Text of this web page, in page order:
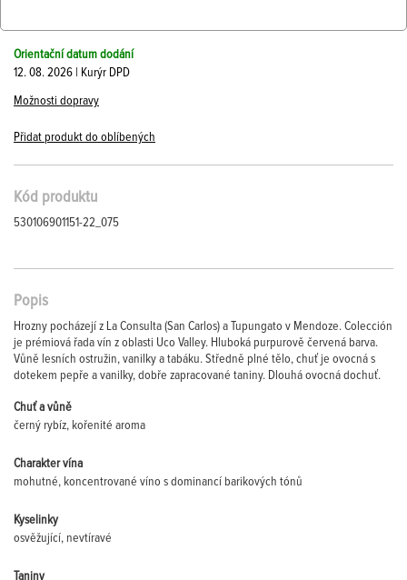
Orientační datum dodání
12. 08. 2026 | Kurýr DPD
Možnosti dopravy
Přidat produkt do oblíbených
Kód produktu
530106901151-22_075
Popis
Hrozny pocházejí z La Consulta (San Carlos) a Tupungato v Mendoze. Colección
je prémiová řada vín z oblasti Uco Valley. Hluboká purpurově červená barva.
Vůně lesních ostružin, vanilky a tabáku. Středně plné tělo, chuť je ovocná s
dotekem pepře a vanilky, dobře zapracované taniny. Dlouhá ovocná dochuť.
Chuť a vůně
černý rybíz, kořenité aroma
Charakter vína
mohutné, koncentrované víno s dominancí barikových tónů
Kyselinky
osvěžující, nevtíravé
Taniny